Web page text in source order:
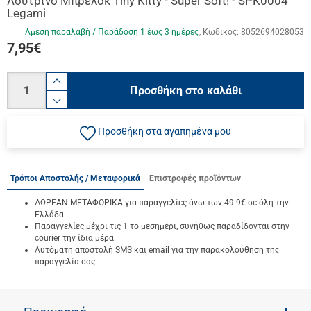
Legami
Άμεση παραλαβή / Παράδoση 1 έως 3 ημέρες Κωδικός: 8052694028053
7,95€
product.increase.quantity
product.decrease.quantity
Προσθήκη στο καλάθι
Προσθήκη στα αγαπημένα μου
Τρόποι Αποστολής / Μεταφορικά Επιστροφές προϊόντων
ΔΩΡΕΑΝ ΜΕΤΑΦΟΡΙΚΑ για παραγγελίες άνω των 49.9€ σε όλη την
Ελλάδα
Παραγγελίες μέχρι τις 1 το μεσημέρι, συνήθως παραδίδονται στην
courier την ίδια μέρα.
Αυτόματη αποστολή SMS και email για την παρακολούθηση της
παραγγελία σας.